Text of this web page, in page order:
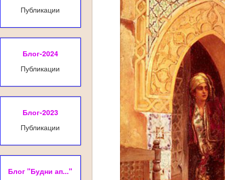
Публикации
Блог-2024
Публикации
Блог-2023
Публикации
Блог "Будни ап..."